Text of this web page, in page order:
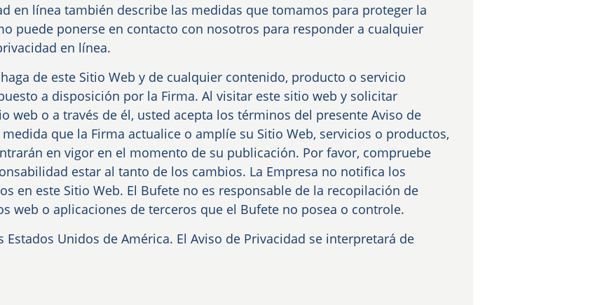
en línea también describe las medidas que tomamos para proteger la
puede ponerse en contacto con nosotros para responder a cualquier
en línea.
de este Sitio Web y de cualquier contenido, producto o servicio
a disposición por la Firma. Al visitar este sitio web y solicitar
o a través de él, usted acepta los términos del presente Aviso de
que la Firma actualice o amplíe su Sitio Web, servicios o productos,
en vigor en el momento de su publicación. Por favor, compruebe
estar al tanto de los cambios. La Empresa no notifica los
en este Sitio Web. El Bufete no es responsable de la recopilación de
web o aplicaciones de terceros que el Bufete no posea o controle.
Unidos de América. El Aviso de Privacidad se interpretará de